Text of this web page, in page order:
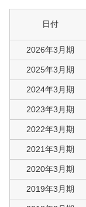
日付
2026年3月期
2025年3月期
2024年3月期
2023年3月期
2022年3月期
2021年3月期
2020年3月期
2019年3月期